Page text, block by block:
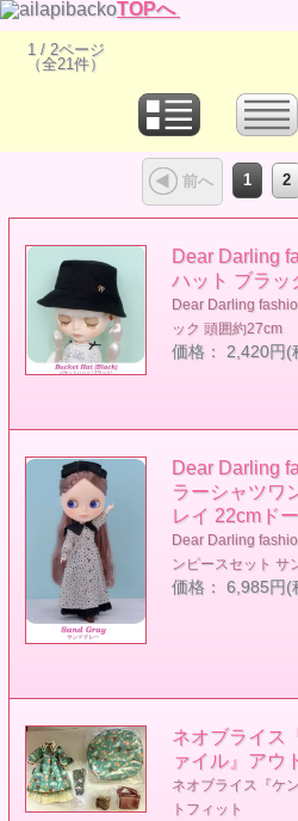
TOPへ
1 / 2ページ
（全21件）
前へ 1 2
Dear Darling
ハット ブラッ
Dear Darling
ック 頭囲約27cm
価格： 2,420円(
Dear Darling
ラーシャツワ
レイ 22cmド
Dear Darling
ンピースセット サ
価格： 6,985円(
ネオブライス
ァイル』アウ
ネオブライス『ケ
トフィット